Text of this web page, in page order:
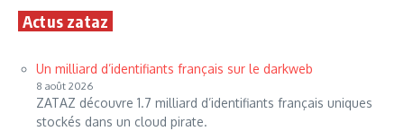
Actus zataz
Un milliard d’identifiants français sur le darkweb
8 août 2026
ZATAZ découvre 1.7 milliard d’identifiants français uniques
stockés dans un cloud pirate.